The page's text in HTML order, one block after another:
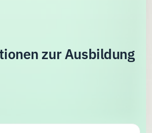
zur Ausbildung